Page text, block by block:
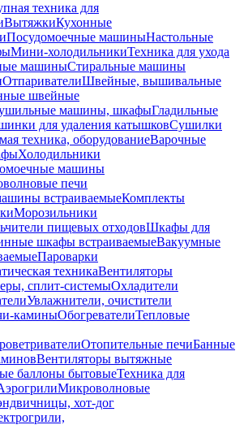
техника для
ВытяжкиКухонные
Посудомоечные машиныНастольные
Мини-холодильникиТехника для ухода
машиныСтиральные машины
ОтпаривателиШвейные, вышивальные
швейные
машины, шкафыГладильные
для удаления катышковСушилки
техника, оборудованиеВарочные
Холодильники
машины
печи
встраиваемыеКомплекты
Морозильники
пищевых отходовШкафы для
шкафы встраиваемыеВакуумные
Пароварки
техникаВентиляторы
сплит-системыОхладители
Увлажнители, очистители
каминыОбогревателиТепловые
Отопительные печиБанные
Вентиляторы вытяжные
баллоны бытовыеТехника для
Микроволновые
хот-дог